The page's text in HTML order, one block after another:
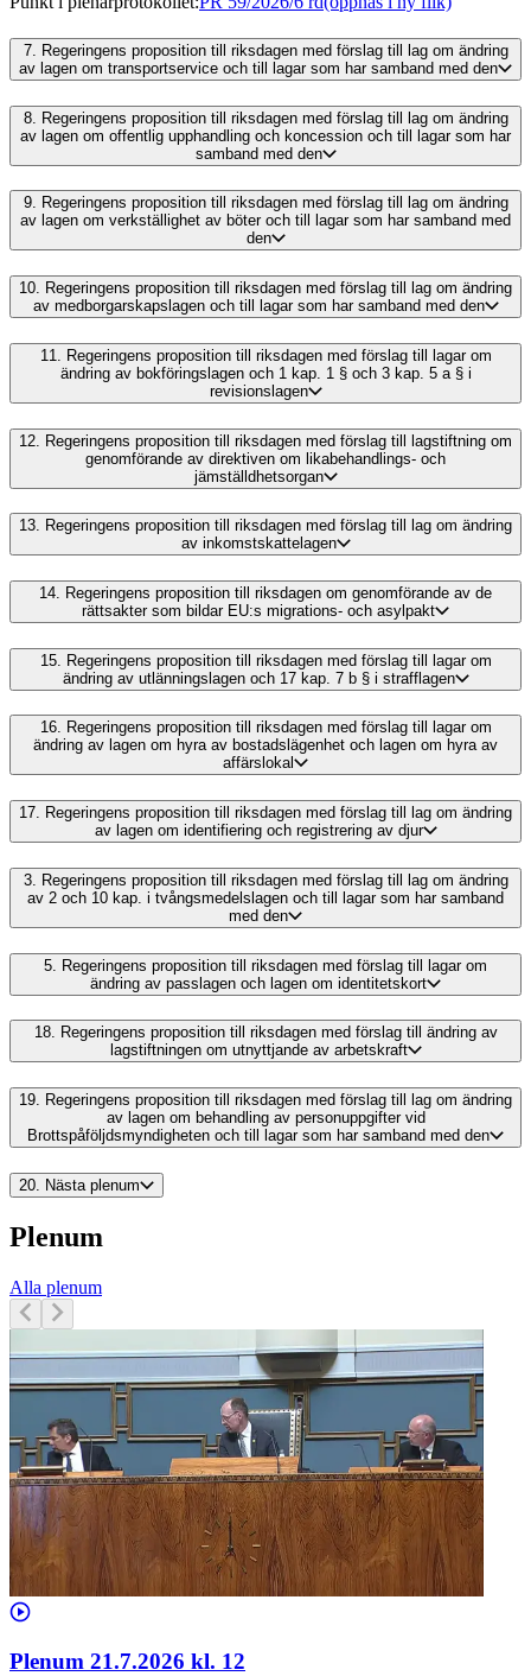
7.
Regeringens proposition till riksdagen med förslag till lag om ändring
av lagen om transportservice och till lagar som har samband med den
8. Regeringens proposition till riksdagen med förslag till lag om ändring
av lagen om offentlig upphandling och koncession och till lagar som har
samband med den
9. Regeringens proposition till riksdagen med förslag till lag om ändring
av lagen om verkställighet av böter och till lagar som har samband med
den
10. Regeringens proposition till riksdagen med förslag till lag om ändring
av medborgarskapslagen och till lagar som har samband med den
11.
Regeringens proposition till riksdagen med förslag till lagar om
ändring av bokföringslagen och 1 kap. 1 § och 3 kap. 5 a § i
revisionslagen
12. Regeringens proposition till riksdagen med förslag till lagstiftning om
genomförande av direktiven om likabehandlings- och
jämställdhetsorgan
13. Regeringens proposition till riksdagen med förslag till lag om ändring
av inkomstskattelagen
14.
Regeringens proposition till riksdagen om genomförande av de
rättsakter som bildar EU:s migrations- och asylpakt
15. Regeringens proposition till riksdagen med förslag till lagar om
ändring av utlänningslagen och 17 kap. 7 b § i strafflagen
16. Regeringens proposition till riksdagen med förslag till lagar om
ändring av lagen om hyra av bostadslägenhet och lagen om hyra av
affärslokal
17. Regeringens proposition till riksdagen med förslag till lag om ändring
av lagen om identifiering och registrering av djur
3.
Regeringens proposition till riksdagen med förslag till lag om ändring
av 2 och 10 kap. i tvångsmedelslagen och till lagar som har samband
med den
5. Regeringens proposition till riksdagen med förslag till lagar om
ändring av passlagen och lagen om identitetskort
18. Regeringens proposition till riksdagen med förslag till ändring av
lagstiftningen om utnyttjande av arbetskraft
19.
Regeringens proposition till riksdagen med förslag till lag om ändring
av lagen om behandling av personuppgifter vid
Brottspåföljdsmyndigheten och till lagar som har samband med den
20. Nästa plenum
Plenum
Alla plenum
Plenum 21.7.2026 kl. 12